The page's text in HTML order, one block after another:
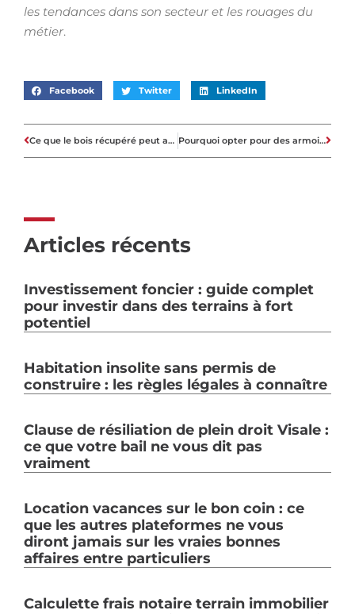
les tendances dans son secteur et les rouages du
métier.
Facebook Twitter LinkedIn
Ce que le bois récupéré peut apporter à votre design Pourquoi opter pour des armoires personnalisées dans une maison neuve ou rénovée ?
Articles récents
Investissement foncier : guide complet
pour investir dans des terrains à fort
potentiel
Habitation insolite sans permis de
construire : les règles légales à connaître
Clause de résiliation de plein droit Visale :
ce que votre bail ne vous dit pas
vraiment
Location vacances sur le bon coin : ce
que les autres plateformes ne vous
diront jamais sur les vraies bonnes
affaires entre particuliers
Calculette frais notaire terrain immobilier